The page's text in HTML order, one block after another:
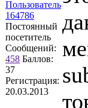
Пользователь
164786
Постоянный
посетитель
Сообщений:
458 Баллов:
37
Регистрация:
20.03.2013